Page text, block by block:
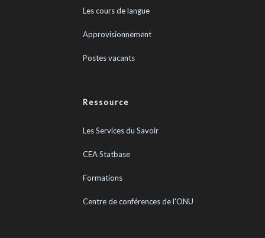
Les cours de langue
Approvisionnement
Postes vacants
Ressource
Les Services du Savoir
CEA Statbase
Formations
Centre de conférences de l'ONU